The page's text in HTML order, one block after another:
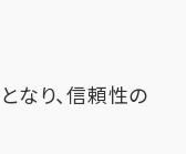
なり、信頼性の